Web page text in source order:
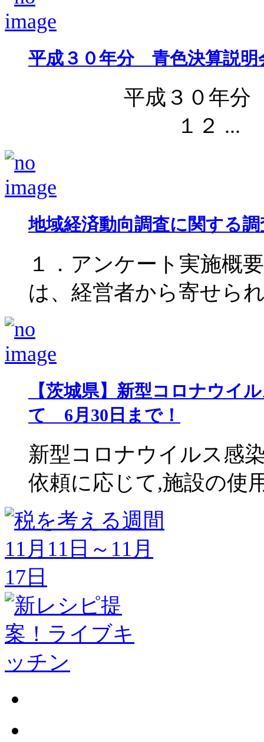
平成３０年分 青色決算説明
平成３０年分 青
１２ ...
地域経済動向調査に関する
１．アンケート実施概
は、経営者から寄せら
【茨城県】新型コロナウイ
て 6月30日まで！
新型コロナウイルス感
依頼に応じて,施設の使